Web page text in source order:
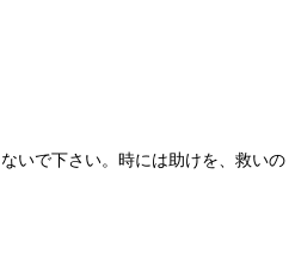
いで下さい。時には助けを、救いの